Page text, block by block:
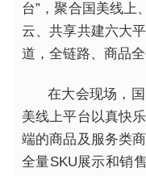
台”，聚合国美线上
云、共享共建六大
道，全链路、商品
在大会现场，
美线上平台以真快
端的商品及服务类
全量SKU展示和销